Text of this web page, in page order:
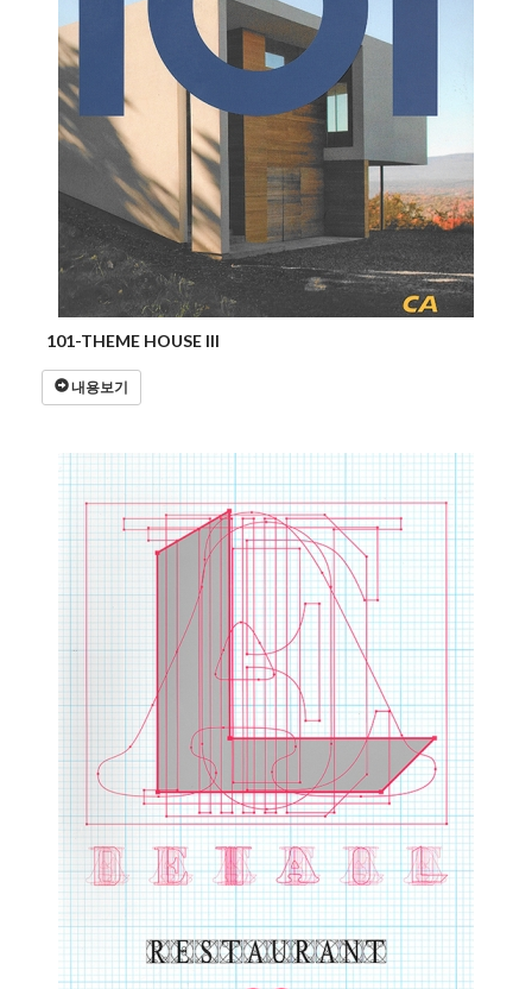
101-THEME HOUSE III
내용보기